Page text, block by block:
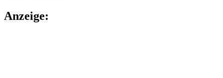
Anzeige: